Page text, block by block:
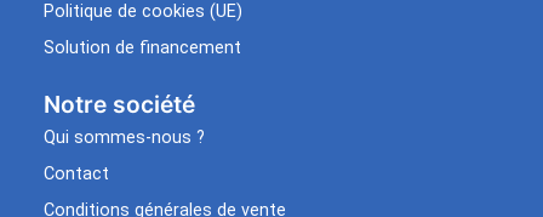
Politique de cookies (UE)
Solution de financement
Notre société
Qui sommes-nous ?
Contact
Conditions générales de vente